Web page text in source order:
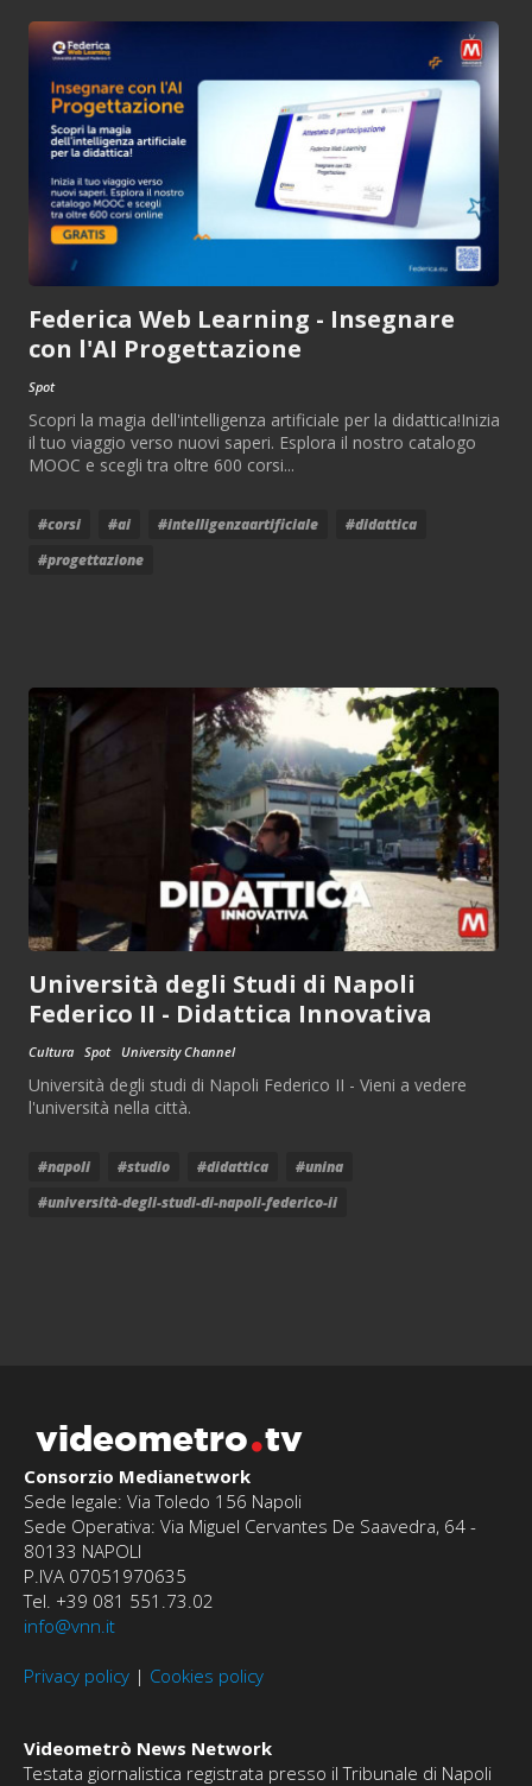
Federica Web Learning - Insegnare
con l'AI Progettazione
Spot
Scopri la magia dell'intelligenza artificiale per la didattica!Inizia
il tuo viaggio verso nuovi saperi. Esplora il nostro catalogo
MOOC e scegli tra oltre 600 corsi...
#corsi #ai #intelligenzaartificiale
#didattica
#progettazione
Università degli Studi di Napoli
Federico II - Didattica Innovativa
Cultura Spot University Channel
Università degli studi di Napoli Federico II - Vieni a vedere
l'università nella città.
#napoli #studio #didattica
#unina
#università-degli-studi-di-napoli-federico-ii
videometro tv
Consorzio Medianetwork
Sede legale: Via Toledo 156 Napoli
Sede Operativa: Via Miguel Cervantes De Saavedra, 64 -
80133 NAPOLI
P.IVA 07051970635
Tel. +39 081 551.73.02
info@vnn.it
Privacy policy | Cookies policy
Videometrò News Network
Testata giornalistica registrata presso il Tribunale di Napoli